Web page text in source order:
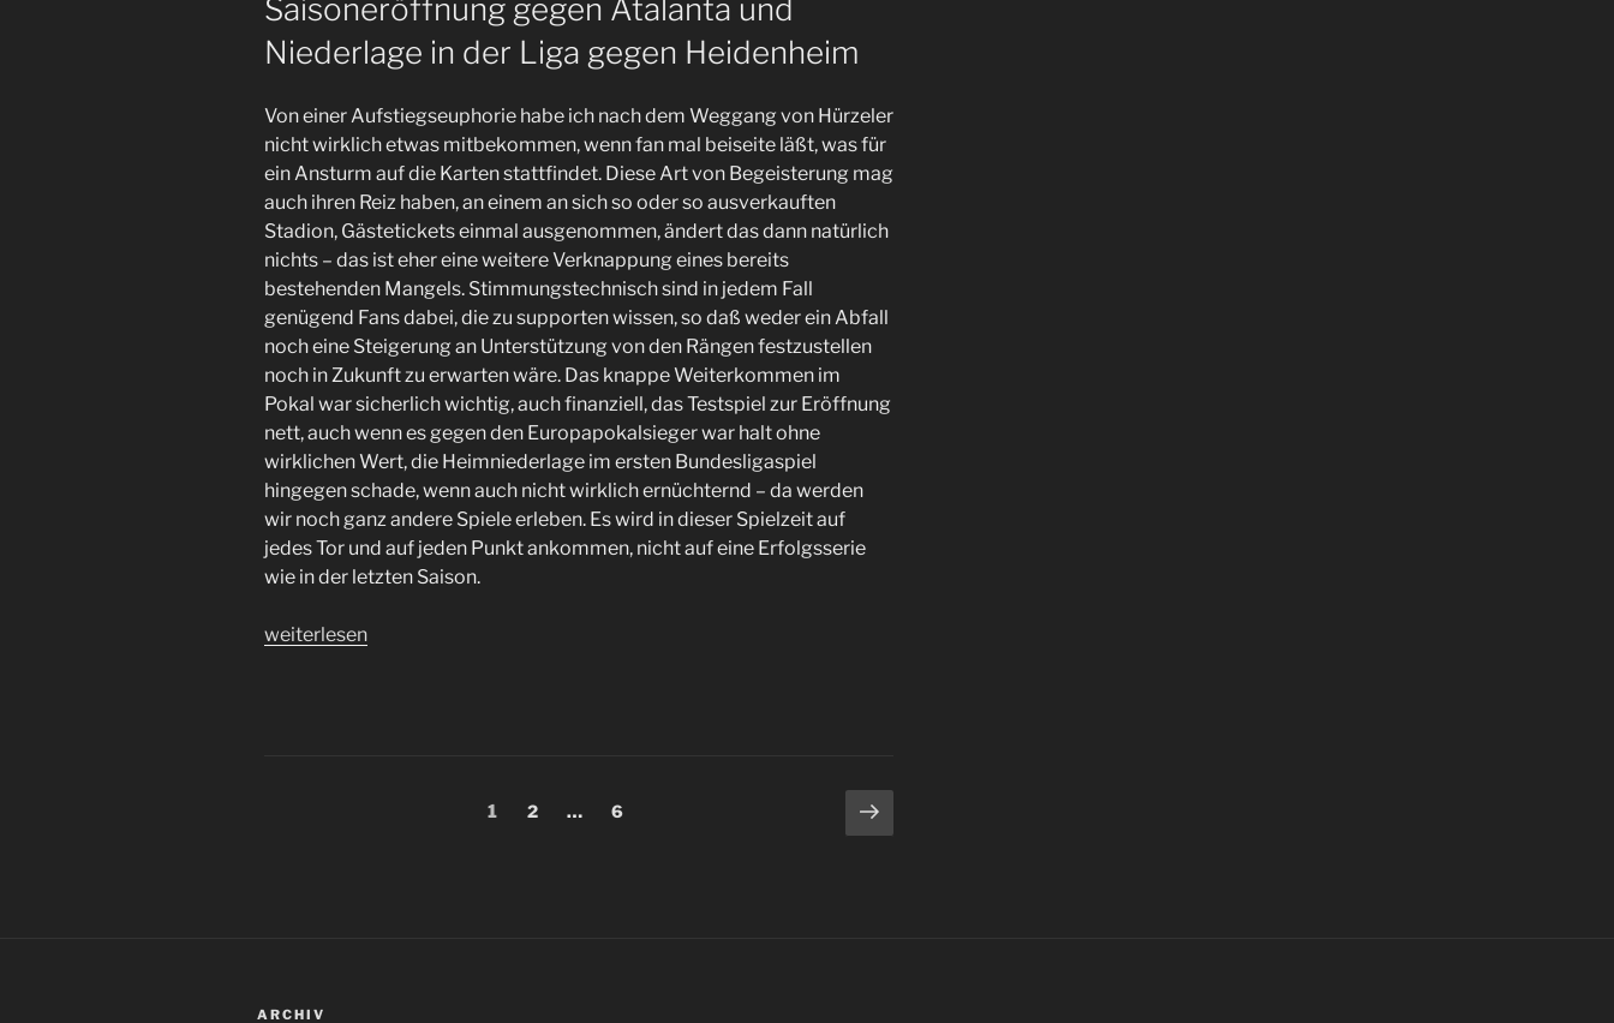
Neuzugang
in
Minute.“
Saisoneröffnung gegen Atalanta und
Niederlage in der Liga gegen Heidenheim
Von einer Aufstiegseuphorie habe ich nach dem Weggang von Hürzeler
nicht wirklich etwas mitbekommen, wenn fan mal beiseite läßt, was für
ein Ansturm auf die Karten stattfindet. Diese Art von Begeisterung mag
auch ihren Reiz haben, an einem an sich so oder so ausverkauften
Stadion, Gästetickets einmal ausgenommen, ändert das dann natürlich
nichts – das ist eher eine weitere Verknappung eines bereits
bestehenden Mangels. Stimmungstechnisch sind in jedem Fall
genügend Fans dabei, die zu supporten wissen, so daß weder ein Abfall
noch eine Steigerung an Unterstützung von den Rängen festzustellen
noch in Zukunft zu erwarten wäre. Das knappe Weiterkommen im
Pokal war sicherlich wichtig, auch finanziell, das Testspiel zur Eröffnung
nett, auch wenn es gegen den Europapokalsieger war halt ohne
wirklichen Wert, die Heimniederlage im ersten Bundesligaspiel
hingegen schade, wenn auch nicht wirklich ernüchternd – da werden
wir noch ganz andere Spiele erleben. Es wird in dieser Spielzeit auf
jedes Tor und auf jeden Punkt ankommen, nicht auf eine Erfolgsserie
wie in der letzten Saison.
„Durchwachsener
und
weiterlesen
Seitennummerierung
Seite
1 Seite
2 … Seite
6
Nächste
Seite
ARCHIV